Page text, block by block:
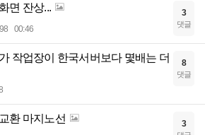
면 잔상...
00:46
3
댓글
작업장이 한국서버보다 몇배는 더
8
댓글
환 마지노선 3